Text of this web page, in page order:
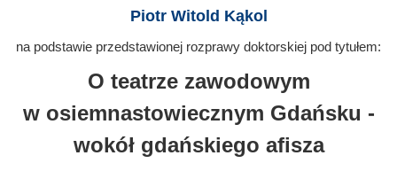
Piotr Witold Kąkol
na podstawie przedstawionej rozprawy doktorskiej pod tytułem:
O teatrze zawodowym
w osiemnastowiecznym Gdańsku -
wokół gdańskiego afisza